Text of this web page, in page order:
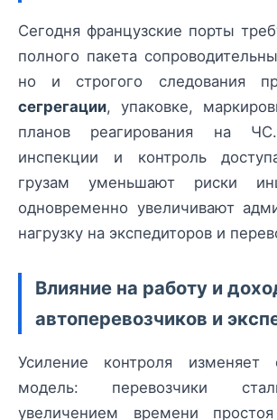
Сегодня французские порты
полного пакета
но и строгого следования
сегрегации, упаковке,
планов реагирования на
инспекции и контроль
грузам уменьшают риски
одновременно увеличивают
нагрузку на экспедиторов и
Влияние на работу и
автоперевозчиков и
Усиление контроля изменяет
модель: перевозчики
увеличением времени